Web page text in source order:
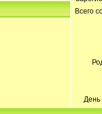
Всего
День